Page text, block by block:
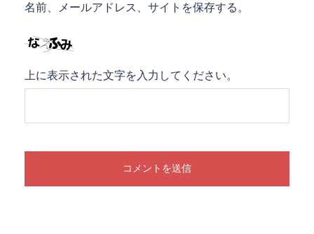
名前、メールアドレス、サイトを保存する。
上に表示された文字を入力してください。